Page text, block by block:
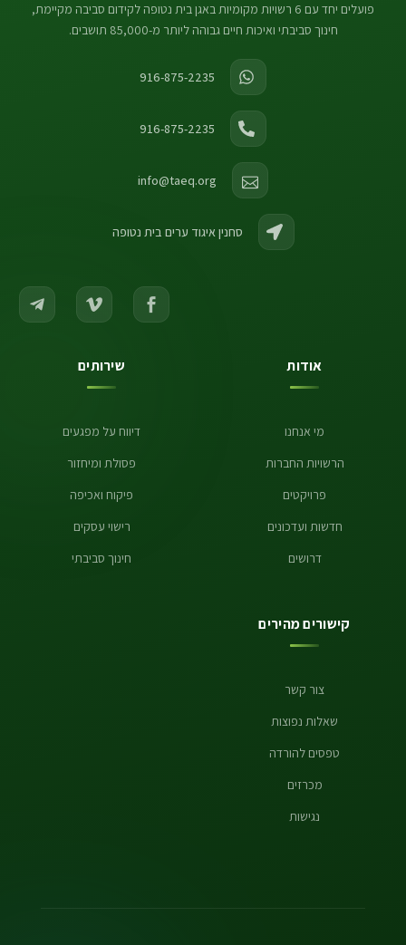
פועלים יחד עם 6 רשויות מקומיות באגן בית נטופה לקידום סביבה מקיימת,
חינוך סביבתי ואיכות חיים גבוהה ליותר מ-85,000 תושבים.
916-875-2235
916-875-2235
info@taeq.org
סחנין איגוד ערים בית נטופה
אודות
מי אנחנו
הרשויות החברות
פרויקטים
חדשות ועדכונים
דרושים
שירותים
דיווח על מפגעים
פסולת ומיחזור
פיקוח ואכיפה
רישוי עסקים
חינוך סביבתי
קישורים מהירים
צור קשר
שאלות נפוצות
טפסים להורדה
מכרזים
נגישות